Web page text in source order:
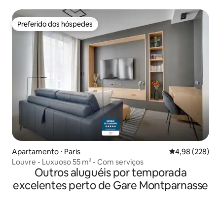
Preferido dos hóspedes
Preferido dos hóspedes
Apartamento ⋅ Paris 4,98 de uma
4,98 (228)
Louvre - Luxuoso 55 m² - Com serviços
Outros aluguéis por temporada
excelentes perto de Gare Montparnasse